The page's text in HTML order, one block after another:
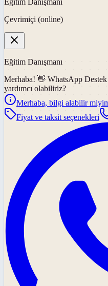
Çevrimiçi (online)
Eğitim Danışmanı
Merhaba! 👋 WhatsApp Destek
yardımcı olabiliriz?
Merhaba, bilgi alabilir
Fiyat ve taksit seçenekleri